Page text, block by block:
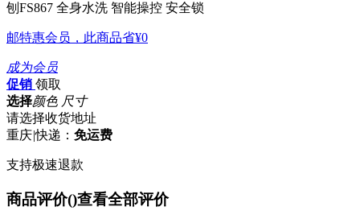
刨FS867 全身水洗 智能操控 安全锁
邮特惠会员，此商品省¥0
成为会员
促销 领取
选择颜色 尺寸
请选择收货地址
重庆|快递： 免运费
支持极速退款
商品评价()查看全部评价